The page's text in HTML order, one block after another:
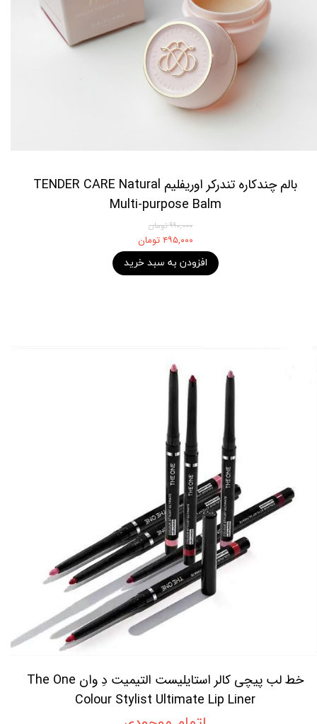
بالم چندکاره تندرکر اوریفلیم TENDER CARE Natural
Multi-purpose Balm
۹۹۰,۰۰۰ تومان
۴۹۵,۰۰۰ تومان
افزودن به سبد خرید
خط لب پیچی کالر استایلیست التیمیت دِ وان The One
Colour Stylist Ultimate Lip Liner